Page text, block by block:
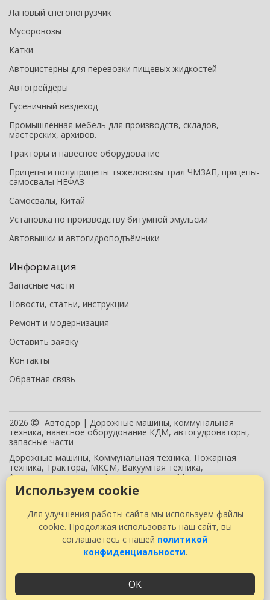
Лаповый снегопогрузчик
Мусоровозы
Катки
Автоцистерны для перевозки пищевых жидкостей
Автогрейдеры
Гусеничный вездеход
Промышленная мебель для производств, складов,
мастерских, архивов.
Тракторы и навесное оборудование
Прицепы и полуприцепы тяжеловозы трал ЧМЗАП, прицепы-
самосвалы НЕФАЗ
Самосвалы, Китай
Установка по производству битумной эмульсии
Автовышки и автогидроподъёмники
Информация
Запасные части
Новости, статьи, инструкции
Ремонт и модернизация
Оставить заявку
Контакты
Обратная связь
2026
Автодор | Дорожные машины, коммунальная
техника, навесное оборудование КДМ, автогудронаторы,
запасные части
Дорожные машины, Коммунальная техника, Пожарная
техника, Трактора, МКСМ, Вакуумная техника,
Автогидроподъемник, Автогудронатор, Минипогрузчик,
Пескоразбрасывающее, Отвал, Поливомоечное, Автодор
Данный интернет-сайт носит исключительно информационный характер
и ни при каких условиях не является публичной офертой, определяемой
положениями Статьи 437 (2) Гражданского кодекса РФ.
OpenSite.Center
Используем cookie
Для улучшения работы сайта мы используем файлы
cookie. Продолжая использовать наш сайт, вы
соглашаетесь с нашей политикой
конфиденциальности.
ОК